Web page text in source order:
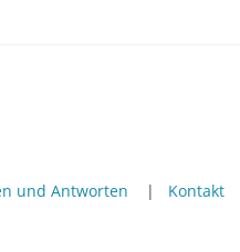
und Antworten | Kontakt